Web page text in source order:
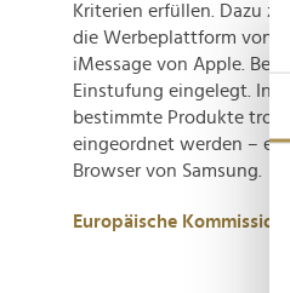
Kriterien erfüllen. Dazu
die Werbeplattform von
iMessage von Apple.
Einstufung eingelegt. In
bestimmte Produkte
eingeordnet werden –
Browser von Samsung.
Europäische Kommission